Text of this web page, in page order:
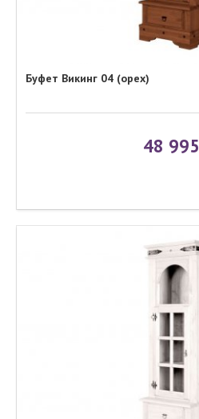
Буфет Викинг 04 (орех)
48 995